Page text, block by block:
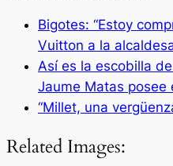
Bigotes: “Estoy
Vuitton a la
Así es la escobilla
Jaume Matas posee
“Millet, una
Related Images: